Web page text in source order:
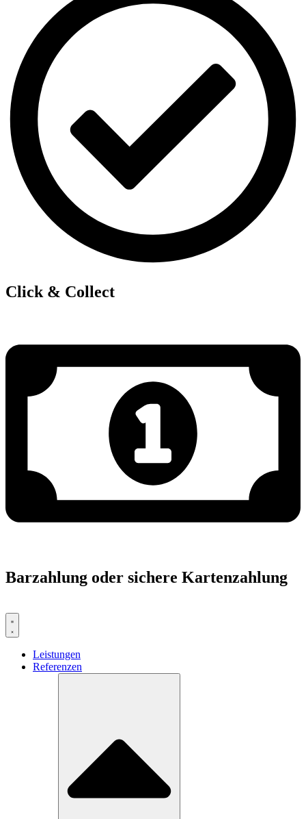
Click & Collect
Barzahlung oder sichere Kartenzahlung
Leistungen
Referenzen